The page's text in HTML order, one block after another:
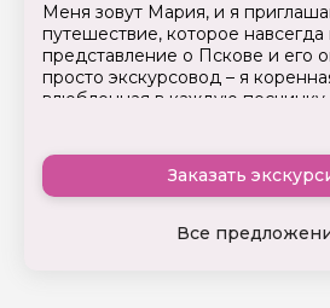
Меня зовут Мария, и я
путешествие, которое
представление о Пскове и его
просто экскурсовод – я
влюбленная в каждую песчинку
душу Псковской земли. В моем
увлекательные экскурсии не
Пушкинскому музею-
Все
Заказать